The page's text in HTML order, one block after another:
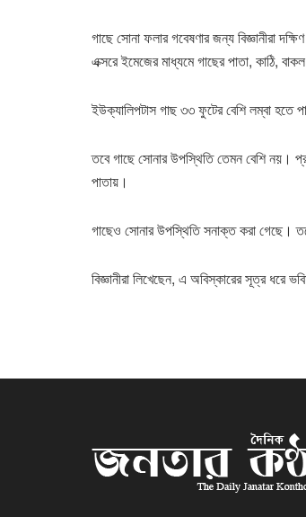
গাছে সোনা ফলার গবেষণার জন্য বিজ্ঞানীরা
এক্সরে ইমেজের মাধ্যমে গাছের পাতা, কাঠি,
ইউক্যালিপটাস গাছ ৩৩ ফুটের বেশি লম্বা
তবে গাছে সোনার উপস্থিতি তেমন বেশি নয়।
পাতায়।
গাছেও সোনার উপস্থিতি সনাক্ত করা গেছে।
বিজ্ঞানীরা লিখেছেন, এ অবিস্কারের সূত্র ধরে